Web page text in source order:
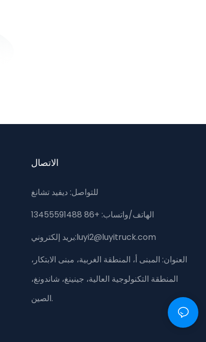
الاتصال
للتواصل: ديفيد تشانغ
الهاتف/واتساب: +86 13455591488
بريد إلكتروني:luyi2@luyitruck.com
العنوان: المبنى أ، المنطقة الغربية، مبنى الابتكار،
المنطقة التكنولوجية العالية، جينينغ، شاندونغ،
الصين.